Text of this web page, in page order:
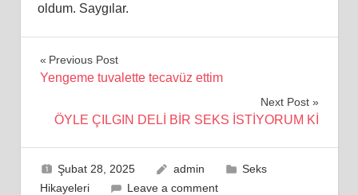
oldum. Saygılar.
Yazı
Previous Post
Yengeme tuvalette tecavüz ettim
Next Post
ÖYLE ÇILGIN DELİ BİR SEKS İSTİYORUM Kİ
Şubat 28, 2025 admin
Seks
Hikayeleri
Leave a comment